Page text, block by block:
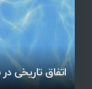
آخرین وضعیت
تهدید
اتفاق تاریخی
۱۴۰۵ |
تغییر می‌کند
کدامند؟
اتفاق مهم در
تازه‌ترین
میز / ۶۲۲ بیت‌کوین کجا رفت؟
بحران بدهی
دلار بیت‌کوین
آیا بیت‌کوین دوباره به